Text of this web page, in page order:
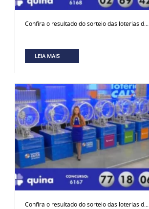
Confira o resultado do sorteio das loterias d...
LEIA MAIS
Confira o resultado do sorteio das loterias d...